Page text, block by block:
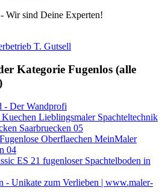
Wir sind Deine Experten!
T. Gutsell
Kategorie Fugenlos (alle